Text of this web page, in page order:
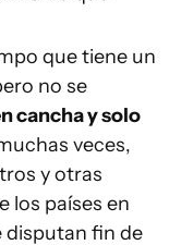
que tiene un
no se
cancha y solo
veces,
y otras
los países en
disputan fin de